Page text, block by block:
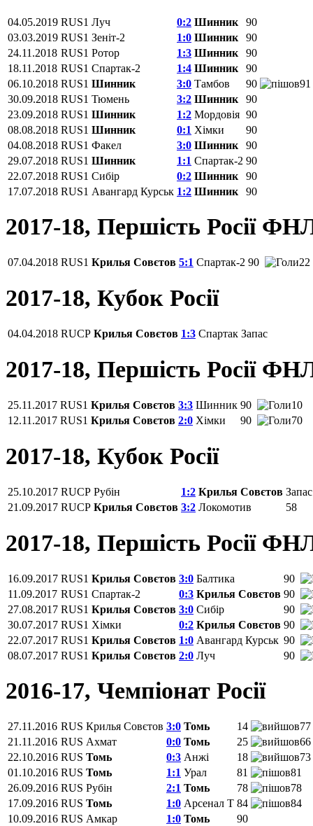
04.05.2019 RUS1 Луч 0:2 Шинник
90
03.03.2019 RUS1 Зеніт-2 1:0 Шинник
90
24.11.2018 RUS1 Ротор 1:3 Шинник
90
18.11.2018 RUS1 Спартак-2 1:4 Шинник
90
06.10.2018 RUS1 Шинник 3:0 Тамбов 90
91
30.09.2018 RUS1 Тюмень 3:2 Шинник
90
23.09.2018 RUS1 Шинник 1:2 Мордовія 90
08.08.2018 RUS1 Шинник 0:1 Хімки
90
04.08.2018 RUS1 Факел 3:0 Шинник
90
29.07.2018 RUS1 Шинник 1:1 Спартак-2 90
22.07.2018 RUS1 Сибір 0:2 Шинник
90
17.07.2018 RUS1 Авангард Курськ 1:2 Шинник 90
2017-18, Першість Росії
07.04.2018 RUS1 Крилья Совєтов 5:1 Спартак-2 90 22
2017-18, Кубок Росії
04.04.2018 RUCP Крилья Совєтов 1:3 Спартак Запас
2017-18, Першість Росії
25.11.2017 RUS1 Крилья Совєтов 3:3 Шинник 90
10
12.11.2017 RUS1 Крилья Совєтов 2:0 Хімки 90 70
2017-18, Кубок Росії
25.10.2017 RUCP Рубін 1:2 Крилья Совєтов Запас
21.09.2017 RUCP Крилья Совєтов 3:2 Локомотив 58
2017-18, Першість Росії
16.09.2017 RUS1 Крилья Совєтов 3:0 Балтика
90
11.09.2017 RUS1 Спартак-2 0:3 Крилья Совєтов 90
27.08.2017 RUS1 Крилья Совєтов 3:0 Сибір
90
30.07.2017 RUS1 Хімки 0:2 Крилья Совєтов 90
22.07.2017 RUS1 Крилья Совєтов 1:0 Авангард Курськ 90
08.07.2017 RUS1 Крилья Совєтов 2:0 Луч 90
2016-17, Чемпіонат Росії
27.11.2016 RUS Крилья Совєтов 3:0 Томь 14
77
21.11.2016 RUS Ахмат 0:0 Томь 25
66
22.10.2016 RUS Томь 0:3 Анжі 18
73
01.10.2016 RUS Томь 1:1 Урал 81
81
26.09.2016 RUS Рубін 2:1 Томь 78
78
17.09.2016 RUS Томь 1:0 Арсенал Т 84
84
10.09.2016 RUS Амкар 1:0 Томь
90